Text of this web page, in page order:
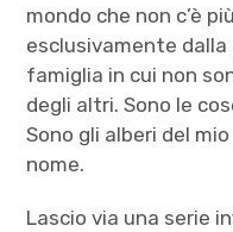
mondo che non c’è
esclusivamente
famiglia in cui non
degli altri. Sono le
Sono gli alberi del
nome.
Lascio via una serie